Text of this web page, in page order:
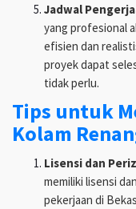
Jadwal
yang profesional
efisien dan
proyek dapat
tidak perlu.
Tips untuk
Kolam
Lisensi dan
memiliki lisensi
pekerjaan di